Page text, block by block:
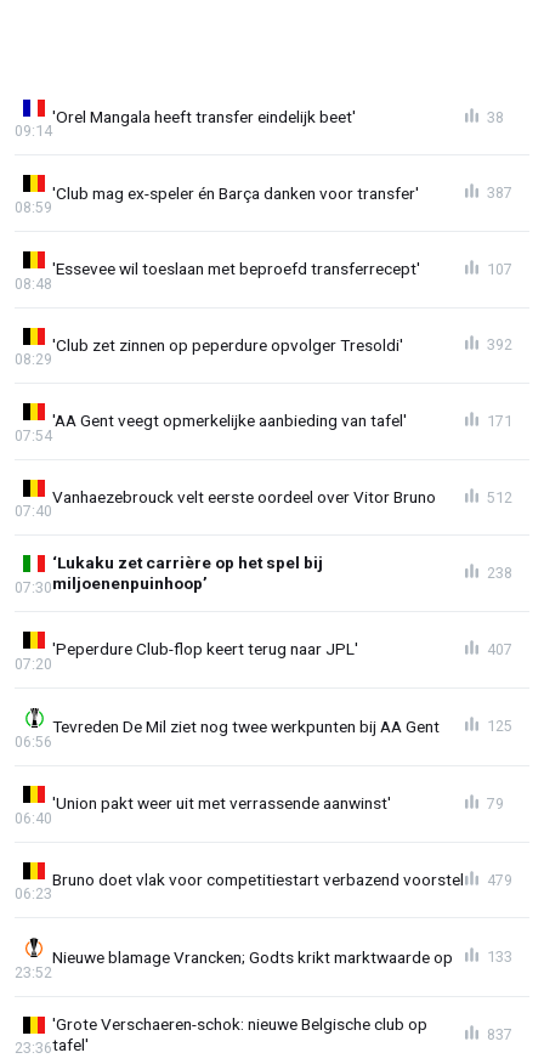
'Orel Mangala heeft transfer eindelijk beet'
09:14
38
'Club mag ex-speler én Barça danken voor transfer'
08:59
387
'Essevee wil toeslaan met beproefd transferrecept'
08:48
107
'Club zet zinnen op peperdure opvolger Tresoldi'
08:29
392
'AA Gent veegt opmerkelijke aanbieding van tafel'
07:54
171
Vanhaezebrouck velt eerste oordeel over Vitor Bruno
07:40
512
‘Lukaku zet carrière op het spel bij
miljoenenpuinhoop’
07:30
238
'Peperdure Club-flop keert terug naar JPL'
07:20
407
Tevreden De Mil ziet nog twee werkpunten bij AA Gent
06:56
125
'Union pakt weer uit met verrassende aanwinst'
06:40
79
Bruno doet vlak voor competitiestart verbazend voorstel
06:23
479
Nieuwe blamage Vrancken; Godts krikt marktwaarde op
23:52
133
'Grote Verschaeren-schok: nieuwe Belgische club op
tafel'
23:36
837